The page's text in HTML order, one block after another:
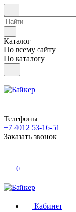
Каталог
По всему сайту
По каталогу
Телефоны
+7 4012 53-16-51
Заказать звонок
0
Кабинет